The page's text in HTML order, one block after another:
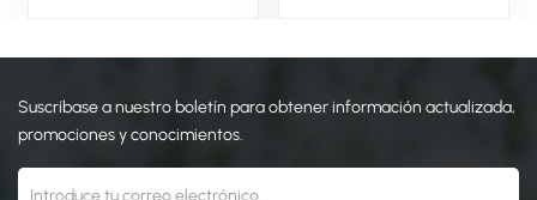
crecimiento de las malas
solar y evitar que las
malas hierbas establezcan
o no tejida, plástico o
limpia. Aprovecha la luz
solares integradas en su
Suscríbase a nuestro boletín para obtener información actualizada,
promociones y conocimientos.